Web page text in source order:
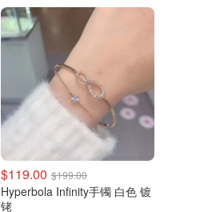
$119.00 $199.00
Hyperbola Infinity手镯 白色 镀
铑